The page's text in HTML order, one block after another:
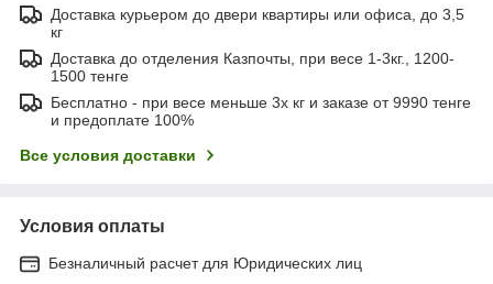
Доставка курьером до двери квартиры или офиса, до 3,5
кг
Доставка до отделения Казпочты, при весе 1-3кг., 1200-
1500 тенге
Бесплатно - при весе меньше 3х кг и заказе от 9990 тенге
и предоплате 100%
Все условия доставки
Условия оплаты
Безналичный расчет для Юридических лиц